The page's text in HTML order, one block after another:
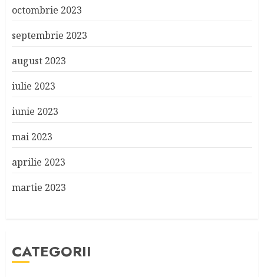
octombrie 2023
septembrie 2023
august 2023
iulie 2023
iunie 2023
mai 2023
aprilie 2023
martie 2023
CATEGORII